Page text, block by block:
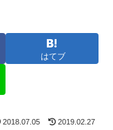
はてブ
2018.07.05 2019.02.27